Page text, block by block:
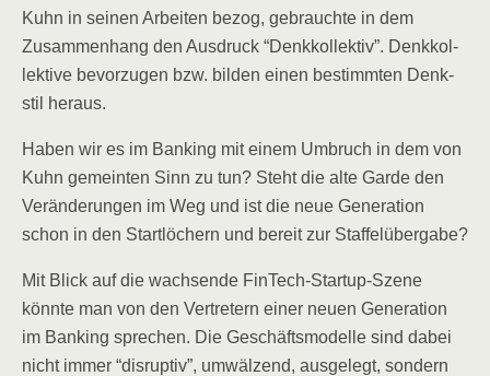
Kuhn in sei­nen Arbei­ten bezog, gebrauch­te in dem
Zusam­men­hang den Aus­druck “Denk­kol­lek­tiv”. Denk­kol­
lek­ti­ve bevor­zu­gen bzw. bil­den einen bestimm­ten Denk­
stil heraus.
Haben wir es im Ban­king mit einem Umbruch in dem von
Kuhn gemein­ten Sinn zu tun? Steht die alte Gar­de den
Ver­än­de­run­gen im Weg und ist die neue Gene­ra­ti­on
schon in den Start­lö­chern und bereit zur Staffelübergabe?
Mit Blick auf die wach­sen­de Fin­Tech-Start­up-Sze­ne
könn­te man von den Ver­tre­tern einer neu­en Gene­ra­ti­on
im Ban­king spre­chen. Die Geschäfts­mo­del­le sind dabei
nicht immer “dis­rup­tiv”, umwäl­zend, aus­ge­legt, son­dern